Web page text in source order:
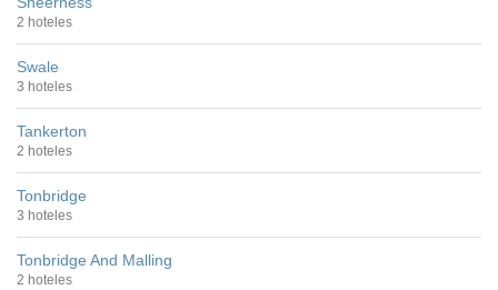
2 hoteles
Swale
3 hoteles
Tankerton
2 hoteles
Tonbridge
3 hoteles
Tonbridge And Malling
2 hoteles